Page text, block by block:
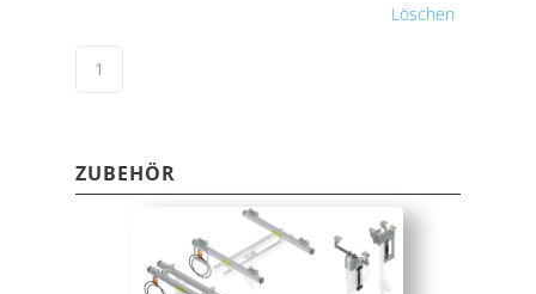
Löschen
ZUBEHÖR